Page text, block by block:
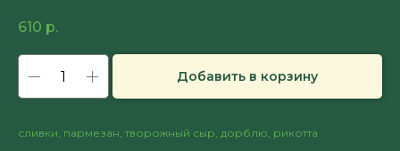
610 р.
Добавить в корзину
сливки, пармезан, творожный сыр, дорблю, рикотта